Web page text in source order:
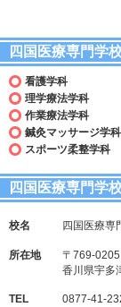
四国医療専門学
看護学科
理学療法学科
作業療法学科
鍼灸マッサージ学
スポーツ柔整学科
四国医療専門学
校名 四国医療専
所在地
〒769-0205
香川県宇多
TEL 0877-41-